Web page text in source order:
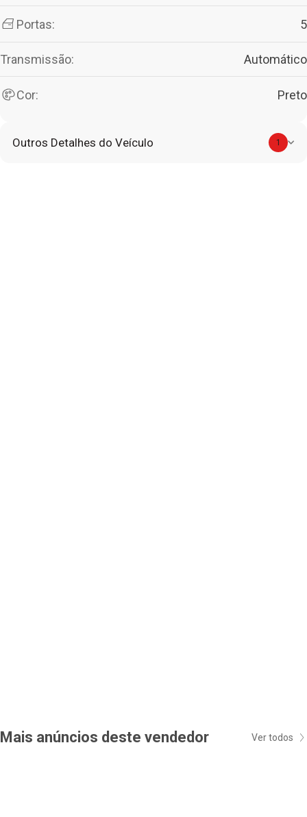
Portas: 5
Transmissão: Automático
Cor: Preto
Outros Detalhes do Veículo 1
Mais anúncios deste vendedor Ver todos